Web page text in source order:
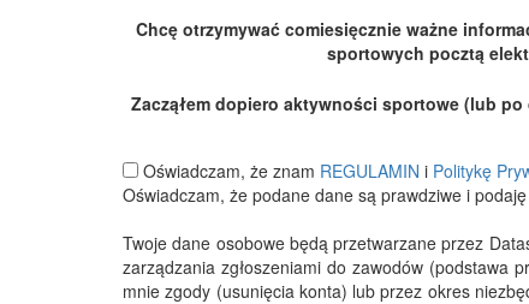
Chcę otrzymywać comiesięcznie ważne
sportowych pocztą
Zacząłem dopiero aktywności sportowe (lub po
Oświadczam, że znam REGULAMIN i Politykę
Oświadczam, że podane dane są prawdziwe i
Twoje dane osobowe będą przetwarzane przez
zarządzania zgłoszeniami do zawodów (podstawa
mnie zgody (usunięcia konta) lub przez okres